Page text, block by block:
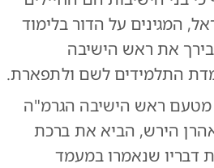
המגינים על הדור בלימוד
בירך את ראש הישיבה
התלמידים לשם ולתפארת.
מטעם ראש הישיבה הגרמ"ה
אהרן הירש, הביא את ברכת
דבריו שנאמרו במעמד